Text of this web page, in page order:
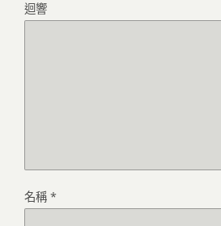
迴響
名稱 *